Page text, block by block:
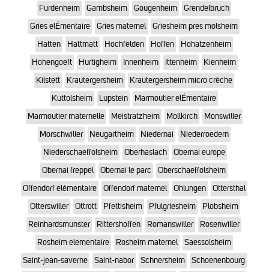
Furdenheim
Gambsheim Gougenheim
Grendelbruch
Gries elÉmentaire
Gries maternel
Griesheim pres molsheim
Hatten
Hattmatt Hochfelden Hoffen
Hohatzenheim
Hohengoeft
Hurtigheim Innenheim Ittenheim
Kienheim
Kilstett
Krautergersheim
Krautergersheim micro crèche
Kuttolsheim
Lupstein
Marmoutier elÉmentaire
Marmoutier maternelle
Meistratzheim Mollkirch
Monswiller
Morschwiller
Neugartheim Niedernai
Niederroedern
Niederschaeffolsheim
Oberhaslach
Obernai europe
Obernai freppel
Obernai le parc
Oberschaeffolsheim
Offendorf elémentaire
Offendorf maternel Ohlungen
Ottersthal
Otterswiller
Ottrott Pfettisheim Pfulgriesheim
Plobsheim
Reinhardsmunster
Rittershoffen Romanswiller
Rosenwiller
Rosheim elementaire
Rosheim maternel
Saessolsheim
Saint-jean-saverne
Saint-nabor Schnersheim Schoenenbourg